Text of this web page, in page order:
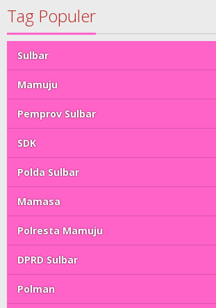
Tag Populer
Sulbar
Mamuju
Pemprov Sulbar
SDK
Polda Sulbar
Mamasa
Polresta Mamuju
DPRD Sulbar
Polman